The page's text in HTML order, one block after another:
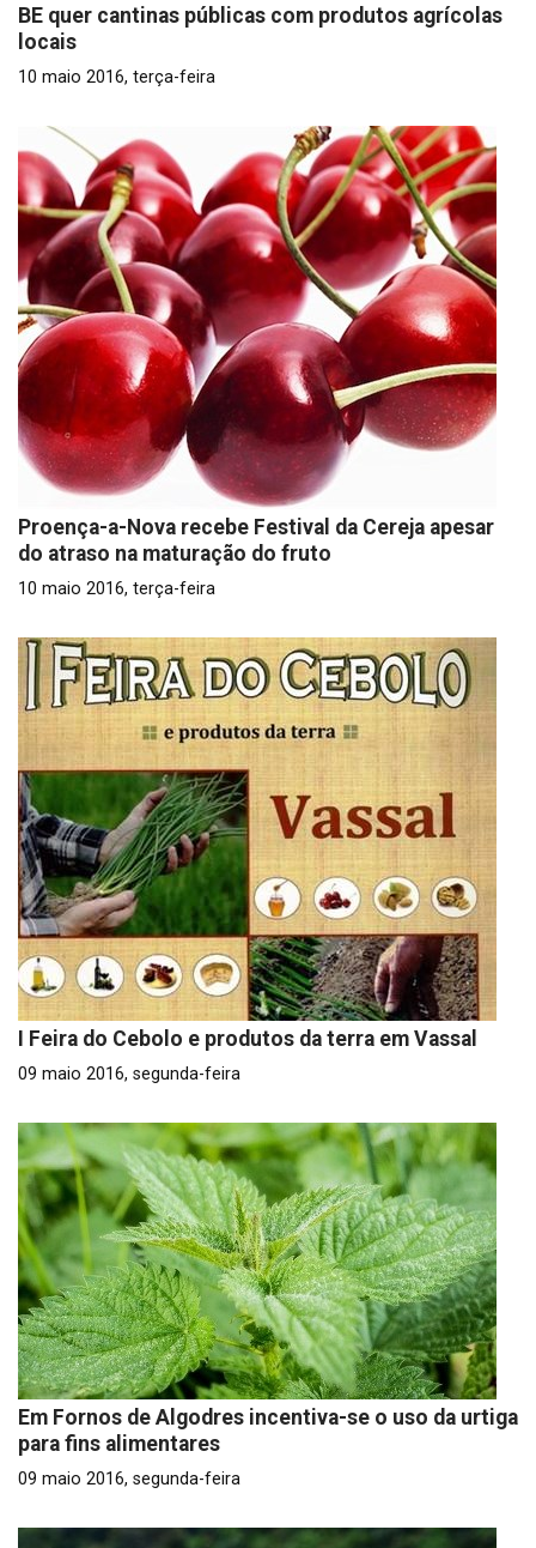
BE quer cantinas públicas com produtos agrícolas
locais
10 maio 2016, terça-feira
Proença-a-Nova recebe Festival da Cereja apesar
do atraso na maturação do fruto
10 maio 2016, terça-feira
I Feira do Cebolo e produtos da terra em Vassal
09 maio 2016, segunda-feira
Em Fornos de Algodres incentiva-se o uso da urtiga
para fins alimentares
09 maio 2016, segunda-feira